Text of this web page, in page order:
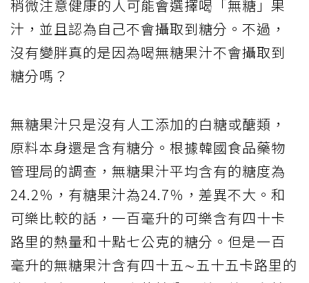
稍微注意健康的人可能會選擇喝「無糖」果
汁，並且認為自己不會攝取到糖分。不過，
沒有變胖真的是因為喝無糖果汁不會攝取到
糖分嗎？
無糖果汁只是沒有人工添加的白糖或醣類，
原料本身還是含有糖分。根據韓國食品藥物
管理局的調查，無糖果汁平均含有的糖度為
24.2％，有糖果汁為24.7％，差異不大。和
可樂比較的話，一百毫升的可樂含有四十卡
路里的熱量和十點七公克的糖分。但是一百
毫升的無糖果汁含有四十五∼五十五卡路里的